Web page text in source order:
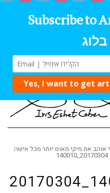
אוהב את מיקי מאוס יותר מכל אישה